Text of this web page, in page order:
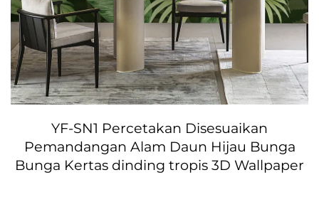
YF-SN1 Percetakan Disesuaikan
Pemandangan Alam Daun Hijau Bunga
Bunga Kertas dinding tropis 3D Wallpaper